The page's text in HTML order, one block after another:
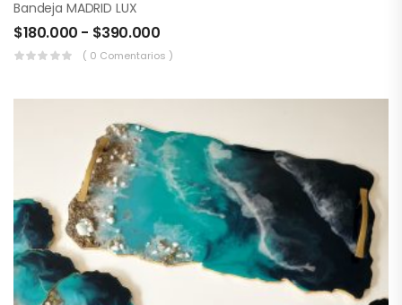
Bandeja MADRID LUX
$180.000 - $390.000
( 0 Comentarios )